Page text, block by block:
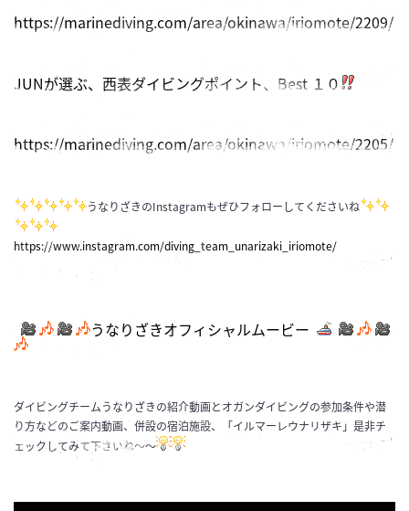
https://marinediving.com/area/okinawa/iriomote/2209/
JUNが選ぶ、西表ダイビングポイント、Best １０
https://marinediving.com/area/okinawa/iriomote/2205/
うなりざきのInstagramもぜひフォローしてくださいね
https://www.instagram.com/diving_team_unarizaki_iriomote/
うなりざきオフィシャルムービー
ダイビングチームうなりざきの紹介動画とオガンダイビングの参加条件や潜
り方などのご案内動画、併設の宿泊施設、「イルマーレウナリザキ」是非チ
ェックしてみて下さいね～～